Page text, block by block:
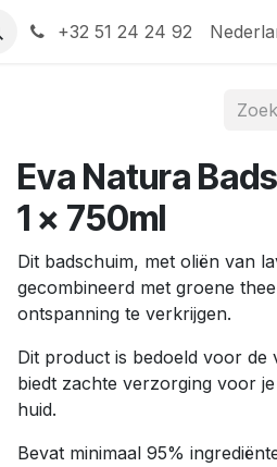
+32 51 24 24 92
Eva Natura
1 x 750ml
Dit badschuim, met oliën van
gecombineerd met groene
ontspanning te verkrijgen.
Dit product is bedoeld voor de
biedt zachte verzorging voor
huid.
Bevat minimaal 95%